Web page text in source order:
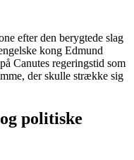
efter den berygtede slag
kong Edmund
Canutes regeringstid som
der skulle strække sig
politiske